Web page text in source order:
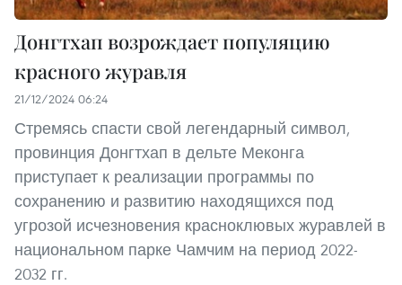
Донгтхап возрождает популяцию
красного журавля
21/12/2024 06:24
Стремясь спасти свой легендарный символ,
провинция Донгтхап в дельте Меконга
приступает к реализации программы по
сохранению и развитию находящихся под
угрозой исчезновения красноклювых журавлей в
национальном парке Чамчим на период 2022-
2032 гг.